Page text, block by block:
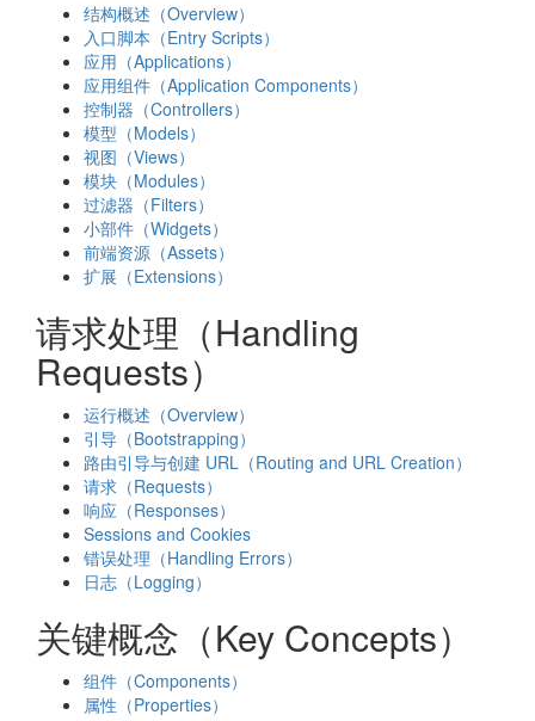
结构概述（Overview）
入口脚本（Entry Scripts）
应用（Applications）
应用组件（Application Components）
控制器（Controllers）
模型（Models）
视图（Views）
模块（Modules）
过滤器（Filters）
小部件（Widgets）
前端资源（Assets）
扩展（Extensions）
请求处理（Handling
Requests）
运行概述（Overview）
引导（Bootstrapping）
路由引导与创建 URL（Routing and URL Creation）
请求（Requests）
响应（Responses）
Sessions and Cookies
错误处理（Handling Errors）
日志（Logging）
关键概念（Key Concepts）
组件（Components）
属性（Properties）